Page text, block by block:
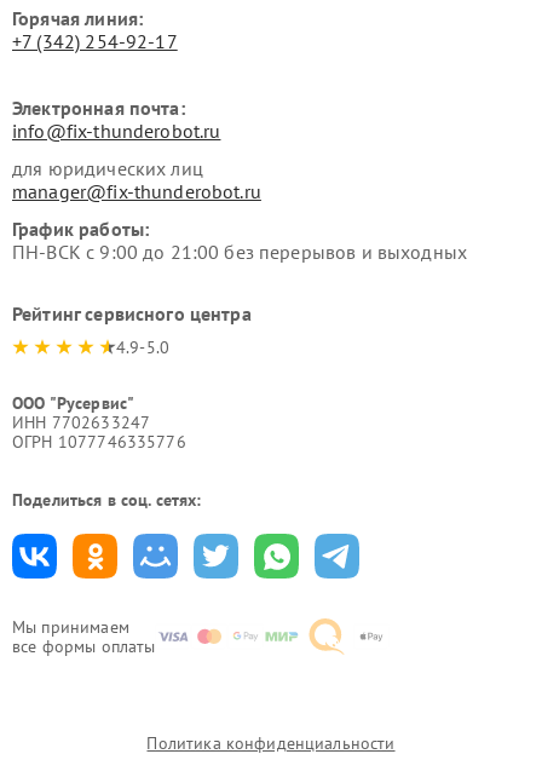
Мы принимаем
все формы оплаты
Горячая линия:
+7 (342) 254-92-17
Электронная почта:
info@fix-thunderobot.ru
для юридических лиц
manager@fix-thunderobot.ru
График работы:
ПН-ВСК с 9:00 до 21:00 без перерывов и выходных
Рейтинг сервисного центра
4.9-5.0
ООО "Русервис"
ИНН 7702633247
ОГРН 1077746335776
Поделиться в соц. сетях:
Политика конфиденциальности